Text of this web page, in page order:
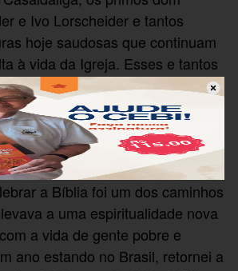
e Ivo Lorscheider e tantos
hoje saudosas que continuam
à vida da Igreja. Esses e tantos
foram figuras de grande
irrigavam as veias da
que, apesar de
estava vivo entre o nosso povo.
a Bíblia foi um dos caminhos
a uma espiritualidade nova
a vida de gente pobre e
ano estando no Brasil, retornei a